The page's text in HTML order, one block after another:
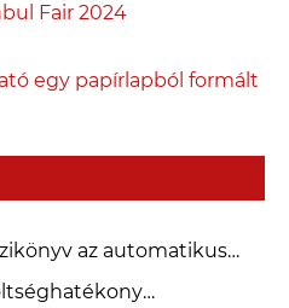
Fair 2024
egy papírlapból formált
az automatikus